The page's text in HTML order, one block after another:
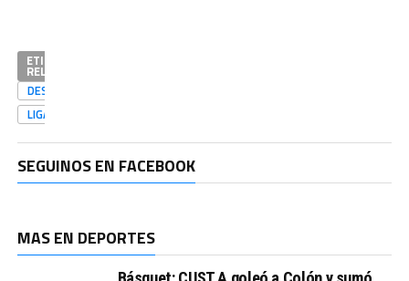
ETIQUETAS
RELACIONADAS
DESTACADAS
LIGASANTAFESINA
SEGUINOS EN FACEBOOK
MAS EN DEPORTES